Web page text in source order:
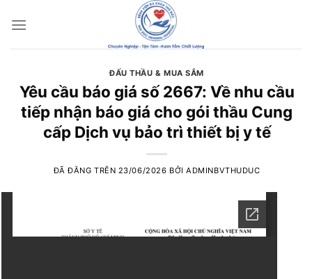
đến
ĐẤU THẦU & MUA SẮM
Yêu cầu báo giá số 2667: Về nhu cầu
tiếp nhận báo giá cho gói thầu Cung
cấp Dịch vụ bảo trì thiết bị y tế
ĐÃ ĐĂNG TRÊN 23/06/2026 BỞIADMINBVTHUDUC